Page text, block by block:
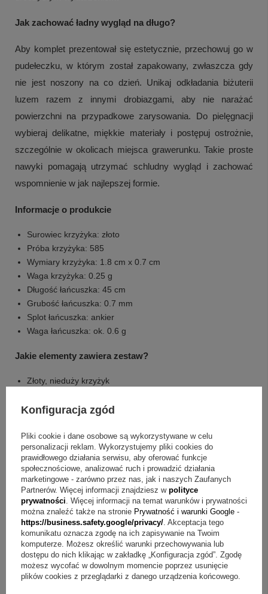
Jak zachować ładny wygląd na długo?
Aby komplet prezentował się estetycznie, przechowuj go w
pudełeczku, w którym został zapakowany, zwłaszcza gdy
nie jest noszony na co dzień. Unikaj odkładania biżuterii
luzem razem z innymi drobiazgami, aby nie narażać
powierzchni na przypadkowe zarysowania. Do pielęgnacji
wybieraj delikatne, miękkie materiały i postępuj ostrożnie,
szczególnie w okolicach miejsca grawerunku. Takie proste
nawyki pomagają utrzymać schludny wygląd i zachować
wspomnienie w jak najlepszej formie.
Informacje o produkcie
Surowiec krzyżyka: złoto
Próba krzyżyka: 585
Wymiary krzyżyka: 1.8 cm x 0.7 cm
Waga krzyżyka: 0.25 g
Długość łańcuszka: 45 cm
Grubość łańcuszka: 0.7 mm
Splot łańcuszka: ankier
Waga łańcuszka: ok. 0.6 g
Jakie elementy zawiera zestaw?
Złoty, nieduży krzyżyk
Złoty łańcuszek (ankier)
Metalowa tabliczka z osobistą dedykacją
Torebka prezentowa ze wstążką
FAQ – szybkie odpowiedzi o krzyżyku z grawerem
Pytanie:Jakie informacje można umieścić w grawerunku?
Odpowiedź:Na odwrocie krzyżyka można wykonać
grawerunek z imieniem lub datą, a limit wynosi max 10
znaków.
Pytanie:Jak wygląda oprawa wręczenia dla chłopca?
Konfiguracja zgód
Pliki cookie i dane osobowe są wykorzystywane w celu
personalizacji reklam. Wykorzystujemy pliki cookies do
prawidłowego działania serwisu, aby oferować funkcje
społecznościowe, analizować ruch i prowadzić działania
marketingowe - zarówno przez nas, jak i naszych Zaufanych
Partnerów. Więcej informacji znajdziesz w polityce
prywatności. Więcej informacji na temat warunków i prywatności
można znaleźć także na stronie Prywatność i warunki Google -
https://business.safety.google/privacy/. Akceptacja tego
komunikatu oznacza zgodę na ich zapisywanie na Twoim
komputerze. Możesz określić warunki przechowywania lub
dostępu do nich klikając w zakładkę „Konfiguracja zgód”. Zgodę
możesz wycofać w dowolnym momencie poprzez usunięcie
plików cookies z przeglądarki z danego urządzenia końcowego.